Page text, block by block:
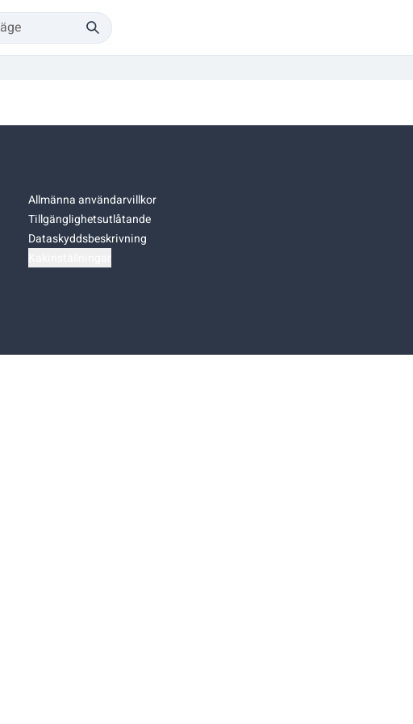
Allmänna användarvillkor
Tillgänglighetsutlåtande
Dataskyddsbeskrivning